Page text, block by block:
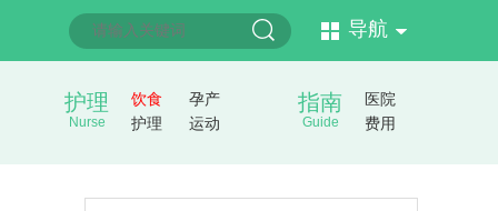
导航
护理
Nurse
饮食
孕产
护理
运动
指南
Guide
医院
费用